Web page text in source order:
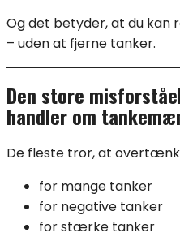
Og det betyder, at du
– uden at fjerne tanker.
Den store
handler om
De fleste tror, at
for mange tanker
for negative tanker
for stærke tanker